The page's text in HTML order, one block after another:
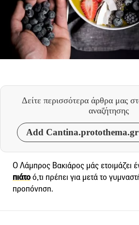
Δείτε περισσότερα άρθρα μας
αναζήτησης
Add
Ο Λάμπρος Βακιάρος μάς ετοιμάζει
πιάτοό,τι πρέπει για μετά το
προπόνηση.